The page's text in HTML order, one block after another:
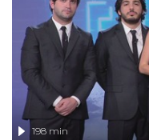
groviglio di dubbi mai
l'intervista inedita a
198 min